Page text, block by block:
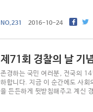
NO.231 016-10-24
제71회 경찰의 날 기
존경하는 국민 여러분, 전국의
하합니다. 지금 이 순간에도 사회
을 든든하게 뒷받침해주고 계신